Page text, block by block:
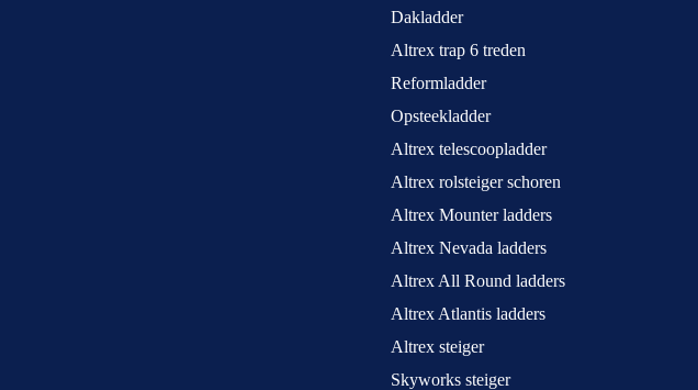
Dakladder
Altrex trap 6 treden
Reformladder
Opsteekladder
Altrex telescoopladder
Altrex rolsteiger schoren
Altrex Mounter ladders
Altrex Nevada ladders
Altrex All Round ladders
Altrex Atlantis ladders
Altrex steiger
Skyworks steiger